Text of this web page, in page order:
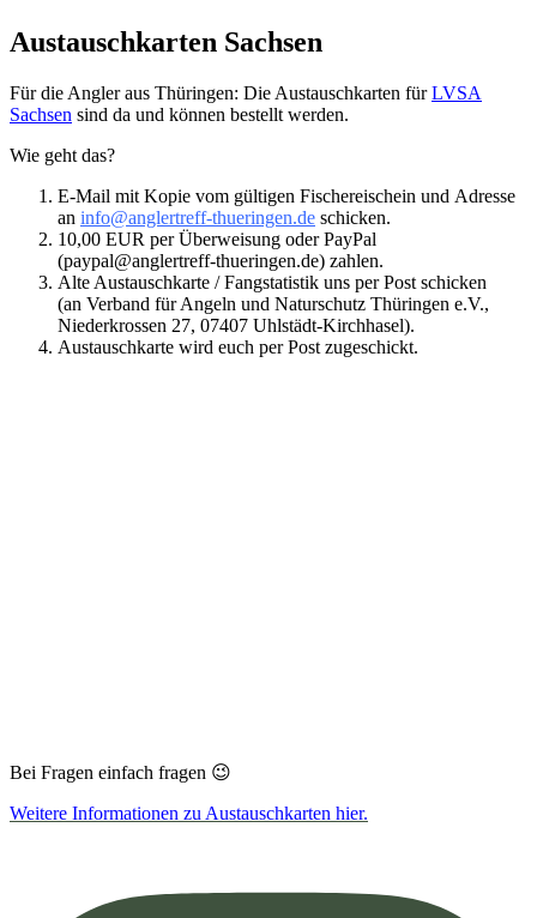
Austauschkarten Sachsen
Für die Angler aus Thüringen: Die Austauschkarten fürLVSA
Sachsen sind da und können bestellt werden.
Wie geht das?
E-Mail mit Kopie vom gültigen Fischereischein und Adresse
an info@anglertreff-thueringen.de schicken.
10,00 EUR per Überweisung oder PayPal
(paypal@anglertreff-thueringen.de) zahlen.
Alte Austauschkarte / Fangstatistik uns per Post schicken
(an Verband für Angeln und Naturschutz Thüringen e.V.,
Niederkrossen 27, 07407 Uhlstädt-Kirchhasel).
Austauschkarte wird euch per Post zugeschickt.
Bei Fragen einfach fragen 😉
Weitere Informationen zu Austauschkarten hier.